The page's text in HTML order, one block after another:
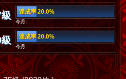
達成率 20.0%
今月:
達成率 20.0%
今月: